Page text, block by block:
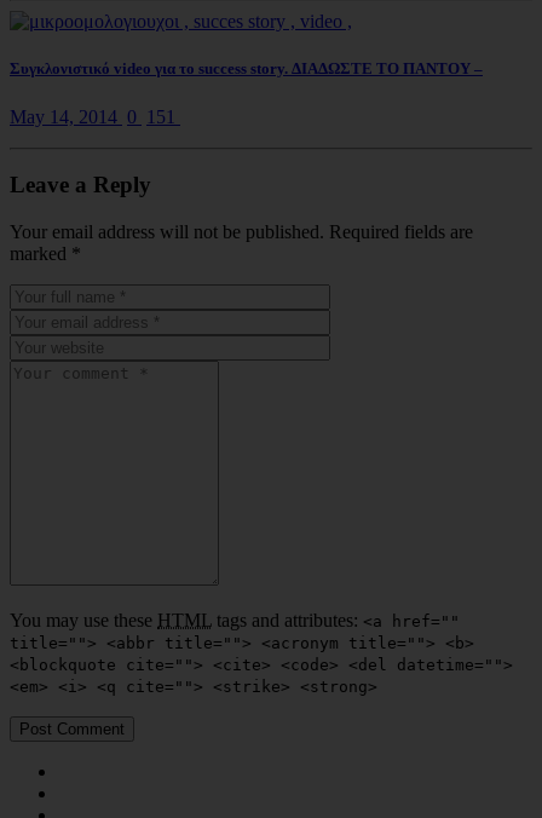
Συγκλονιστικό video για το success story. ΔΙΑΔΩΣΤΕ ΤΟ ΠΑΝΤΟΥ –
May 14, 2014 0 151
Leave a Reply
Your email address will not be published. Required fields are
marked *
You may use these HTML tags and attributes: <a href=""
title=""> <abbr title=""> <acronym title=""> <b>
<blockquote cite=""> <cite> <code> <del datetime="">
<em> <i> <q cite=""> <strike> <strong>